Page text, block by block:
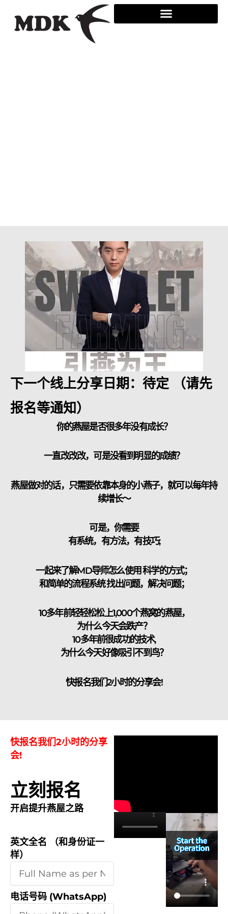
下一个线上分享日期：待定 （请先
报名等通知）
你的燕屋是否很多年没有成长？
​一直改改改，可是没看到明显的成绩？
燕屋做对的话，只需要依靠本身的小燕子，就可以每年持
续增长～
​可是，你需要
有系统，有方法，有技巧;
一起来了解MD导师怎么使用科学的方式；
和简单的流程系统找出问题，解决问题；
10多年前轻轻松松上1,000个燕窝的燕屋，
为什么今天会跌产？
10多年前很成功的技术,
为什么今天好像吸引不到鸟？
​快报名我们2小时的分享会!
​快报名我们2小时的分享
会!
​立刻报名
开启提升燕屋之路
英文全名 （和身份证一
样）
电话号码 (WhatsApp)